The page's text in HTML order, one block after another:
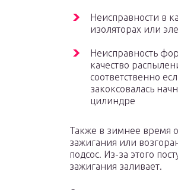
Неисправности в
изоляторах или
Неисправность
качество
соответственно
закоксовалась
цилиндре
Также в зимнее время
зажигания или
подсос. Из-за этого
зажигания заливает.